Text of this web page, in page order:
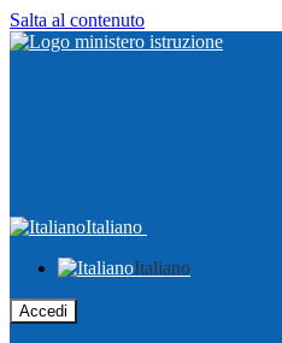
Salta al contenuto
Italiano
Italiano
Accedi